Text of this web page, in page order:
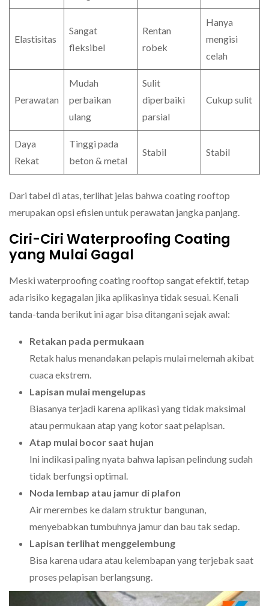
Elastisitas
Sangat
fleksibel
Rentan
robek
Hanya
mengisi
celah
Perawatan
Mudah
perbaikan
ulang
Sulit
diperbaiki
parsial
Cukup sulit
Daya
Rekat
Tinggi pada
beton & metal
Stabil Stabil
Dari tabel di atas, terlihat jelas bahwa coating rooftop
merupakan opsi efisien untuk perawatan jangka panjang.
Ciri-Ciri Waterproofing Coating
yang Mulai Gagal
Meski waterproofing coating rooftop sangat efektif, tetap
ada risiko kegagalan jika aplikasinya tidak sesuai. Kenali
tanda-tanda berikut ini agar bisa ditangani sejak awal:
Retakan pada permukaan
Retak halus menandakan pelapis mulai melemah akibat
cuaca ekstrem.
Lapisan mulai mengelupas
Biasanya terjadi karena aplikasi yang tidak maksimal
atau permukaan atap yang kotor saat pelapisan.
Atap mulai bocor saat hujan
Ini indikasi paling nyata bahwa lapisan pelindung sudah
tidak berfungsi optimal.
Noda lembap atau jamur di plafon
Air merembes ke dalam struktur bangunan,
menyebabkan tumbuhnya jamur dan bau tak sedap.
Lapisan terlihat menggelembung
Bisa karena udara atau kelembapan yang terjebak saat
proses pelapisan berlangsung.